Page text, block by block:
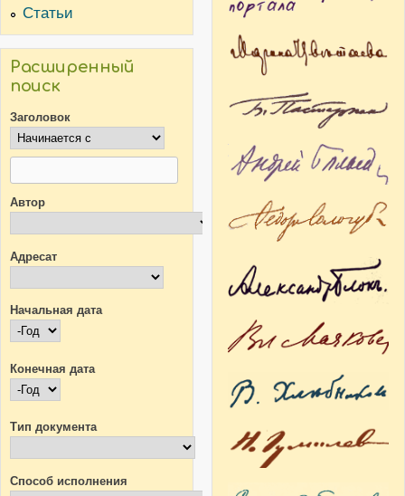
Статьи
Расширенный
поиск
Заголовок
Автор
Адресат
Начальная дата
Начальная дата
Год
Конечная дата
Конечная дата
Год
Тип документа
Способ исполнения